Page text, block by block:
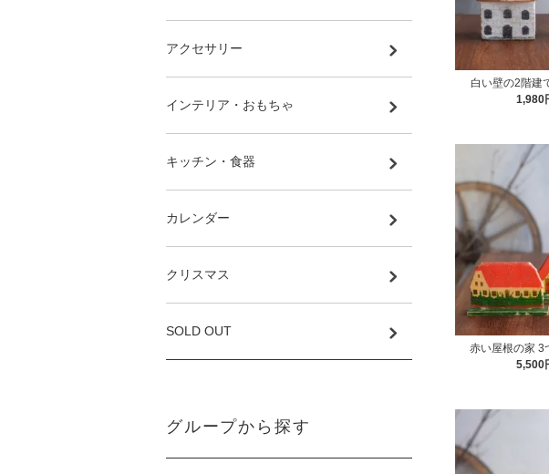
白い壁の2階建
1,980
赤い屋根の家 3
5,500
アクセサリー
インテリア・おもちゃ
キッチン・食器
カレンダー
クリスマス
SOLD OUT
グループから探す